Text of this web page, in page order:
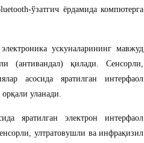
ўзатгич ёрдамида компютерга
ускуналарининг мавжуд
(антивандал) қилади.Сенсорли,
асосида яратилган интерфаол
уланади.
яратилган электрон интерфаол
ултратовушли ва инфрақизил